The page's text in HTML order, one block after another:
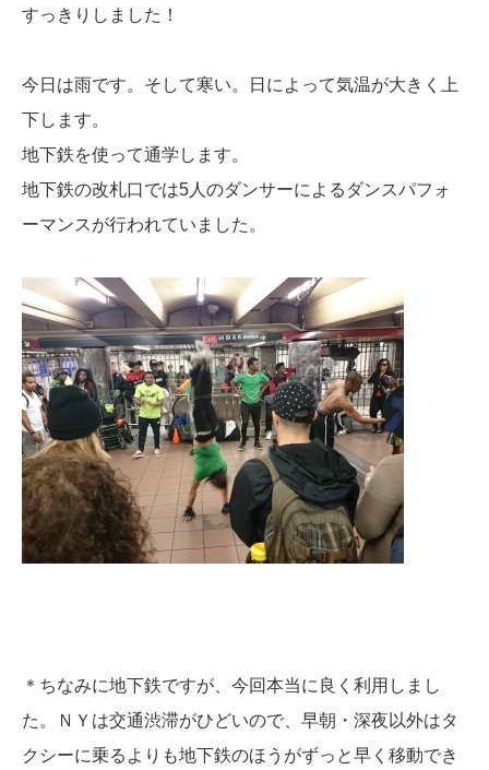
すっきりしました！
今日は雨です。そして寒い。日によって気温が大きく上
下します。
地下鉄を使って通学します。
地下鉄の改札口では5人のダンサーによるダンスパフォ
ーマンスが行われていました。
＊ちなみに地下鉄ですが、今回本当に良く利用しまし
た。ＮＹは交通渋滞がひどいので、早朝・深夜以外はタ
クシーに乗るよりも地下鉄のほうがずっと早く移動でき